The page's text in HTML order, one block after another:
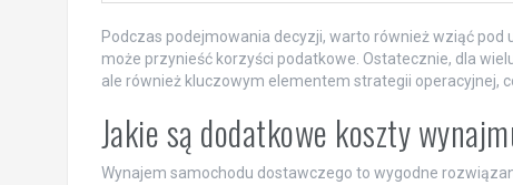
Podczas podejmowania decyzji, warto również wziąć pod
może przynieść korzyści podatkowe. Ostatecznie, dla
ale również kluczowym elementem strategii operacyjnej,
Jakie są dodatkowe koszty
Wynajem samochodu dostawczego to wygodne